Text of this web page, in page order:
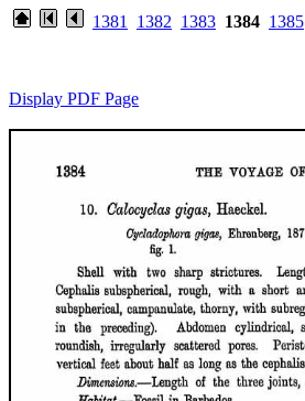
1381 1382 1383 1384 1385
Display PDF Page